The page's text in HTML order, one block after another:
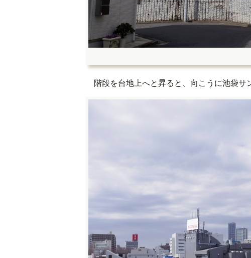
階段を台地上へと昇ると、向こうに池袋サ